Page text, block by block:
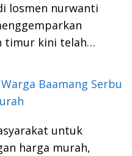
losmen nurwanti
timur kini telah…
Warga Baamang Serbu
untuk
harga murah,